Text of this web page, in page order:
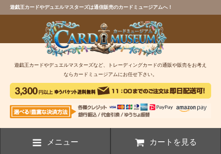
遊戯王カードやデュエルマスターズは通信販売のカードミュージアムへ！
遊戯王カードやデュエルマスターズなど、トレーディングカードの通販や販売をお考え
ならカードミュージアムにお任せ下さい。
メニュー カートを見る